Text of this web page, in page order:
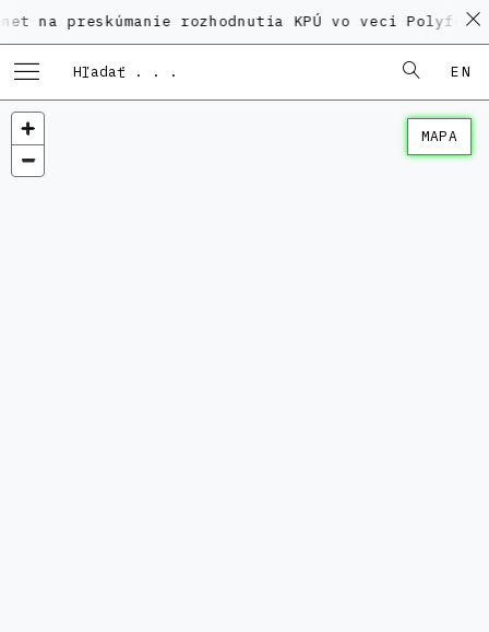
rozhodnutia KPÚ vo veci Polyfunkčného
EN
MAPA